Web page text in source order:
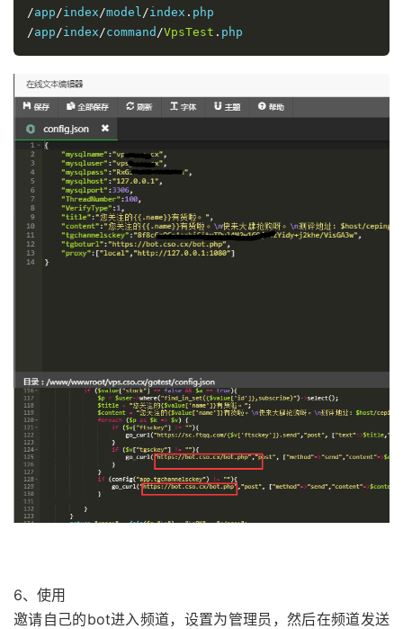
/app /index /model /index .
/app /index /command /VpsTest . php
6、使用
邀请自己的bot进入频道，设置为管理员，然后在频道发送